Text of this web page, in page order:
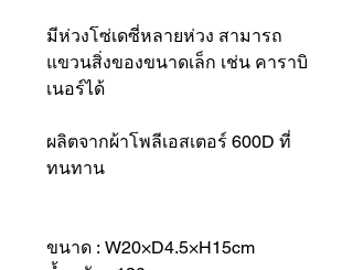
มีห่วงโซ่เดซี่หลายห่วง สามารถ
แขวนสิ่งของขนาดเล็ก เช่น คาราบิ
เนอร์ได้
ผลิตจากผ้าโพลีเอสเตอร์ 600D ที่
ทนทาน
ขนาด : W20×D4.5×H15cm